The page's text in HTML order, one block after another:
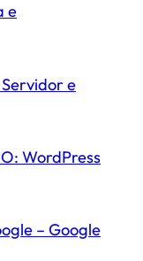
e
e
WordPress
– Google